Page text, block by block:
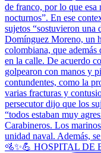
🚵✨💪 HOSPITAL DE